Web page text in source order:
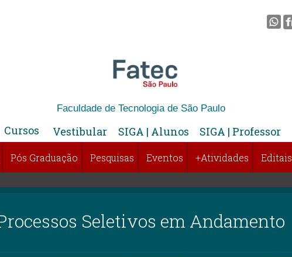
Faculdade de Tecnologia de São Paulo
Cursos Vestibular SIGA | Alunos SIGA | Professor
Pós Graduação Pesquisas Eventos +Atividades Editais
Seletivos em Andamento